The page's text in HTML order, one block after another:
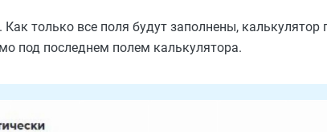
только все поля будут заполнены, калькулятор
под последнем полем калькулятора.